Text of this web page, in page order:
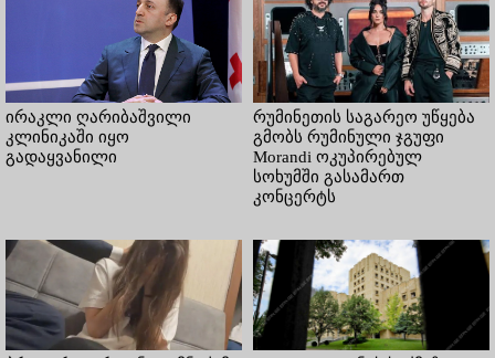
ირაკლი ღარიბაშვილი
კლინიკაში იყო
გადაყვანილი
რუმინეთის საგარეო უწყება
გმობს რუმინული ჯგუფი
Morandi ოკუპირებულ
სოხუმში გასამართ
კონცერტს